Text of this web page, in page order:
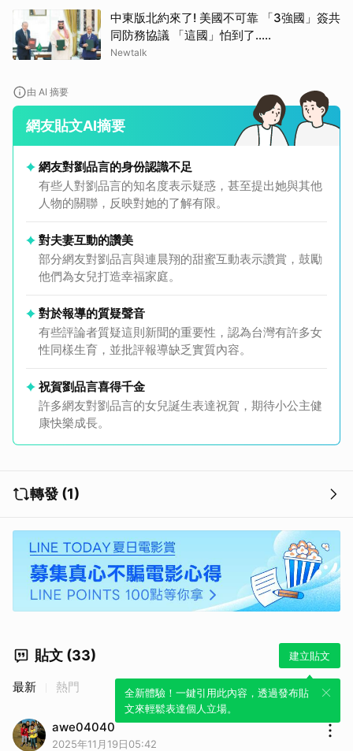
中東版北約來了! 美國不可靠 「3強國」簽共
同防務協議 「這國」怕到了.....
Newtalk
由 AI 摘要
網友貼文AI摘要
網友對劉品言的身份認識不足
有些人對劉品言的知名度表示疑惑，甚至提出她與其他
人物的關聯，反映對她的了解有限。
對夫妻互動的讚美
部分網友對劉品言與連晨翔的甜蜜互動表示讚賞，鼓勵
他們為女兒打造幸福家庭。
對於報導的質疑聲音
有些評論者質疑這則新聞的重要性，認為台灣有許多女
性同樣生育，並批評報導缺乏實質內容。
祝賀劉品言喜得千金
許多網友對劉品言的女兒誕生表達祝賀，期待小公主健
康快樂成長。
轉發 (1)
貼文 (33) 建立貼文
全新體驗！一鍵引用此內容，透過發布貼
文來輕鬆表達個人立場。
最新 熱門
awe04040
2025年11月19日05:42